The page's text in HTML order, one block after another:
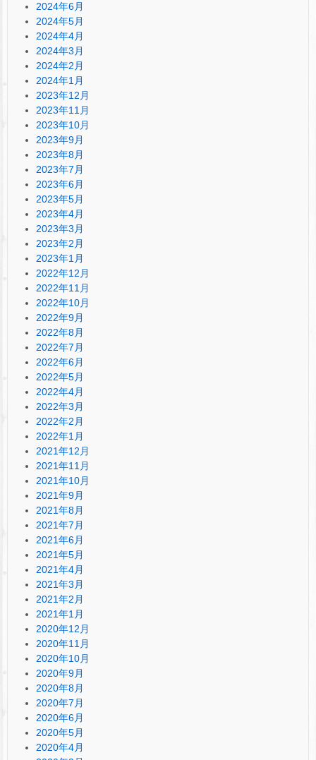
2024年6月
2024年5月
2024年4月
2024年3月
2024年2月
2024年1月
2023年12月
2023年11月
2023年10月
2023年9月
2023年8月
2023年7月
2023年6月
2023年5月
2023年4月
2023年3月
2023年2月
2023年1月
2022年12月
2022年11月
2022年10月
2022年9月
2022年8月
2022年7月
2022年6月
2022年5月
2022年4月
2022年3月
2022年2月
2022年1月
2021年12月
2021年11月
2021年10月
2021年9月
2021年8月
2021年7月
2021年6月
2021年5月
2021年4月
2021年3月
2021年2月
2021年1月
2020年12月
2020年11月
2020年10月
2020年9月
2020年8月
2020年7月
2020年6月
2020年5月
2020年4月